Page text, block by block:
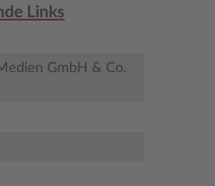
Links
GmbH & Co.